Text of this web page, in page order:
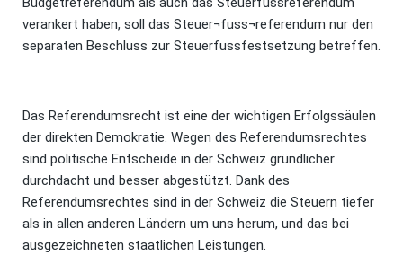
verankert haben, soll das Steuer¬fuss¬referendum nur den
separaten Beschluss zur Steuerfussfestsetzung betreffen.
Das Referendumsrecht ist eine der wichtigen Erfolgssäulen
der direkten Demokratie. Wegen des Referendumsrechtes
sind politische Entscheide in der Schweiz gründlicher
durchdacht und besser abgestützt. Dank des
Referendumsrechtes sind in der Schweiz die Steuern tiefer
als in allen anderen Ländern um uns herum, und das bei
ausgezeichneten staatlichen Leistungen.